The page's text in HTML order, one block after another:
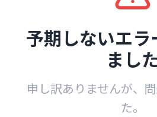
予期しないエラ
まし
申し訳ありませんが、
た。